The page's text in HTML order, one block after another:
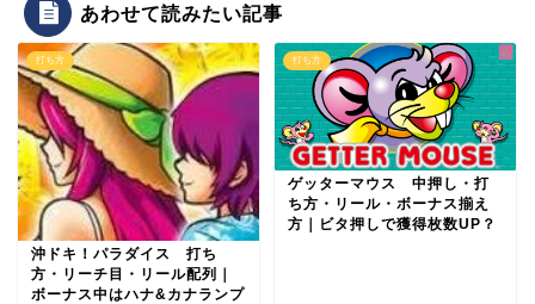
あわせて読みたい記事
打ち方
沖ドキ！パラダイス 打ち
方・リーチ目・リール配列｜
ボーナス中はハナ&カナランプ
打ち方
ゲッターマウス 中押し・打
ち方・リール・ボーナス揃え
方｜ビタ押しで獲得枚数UP？